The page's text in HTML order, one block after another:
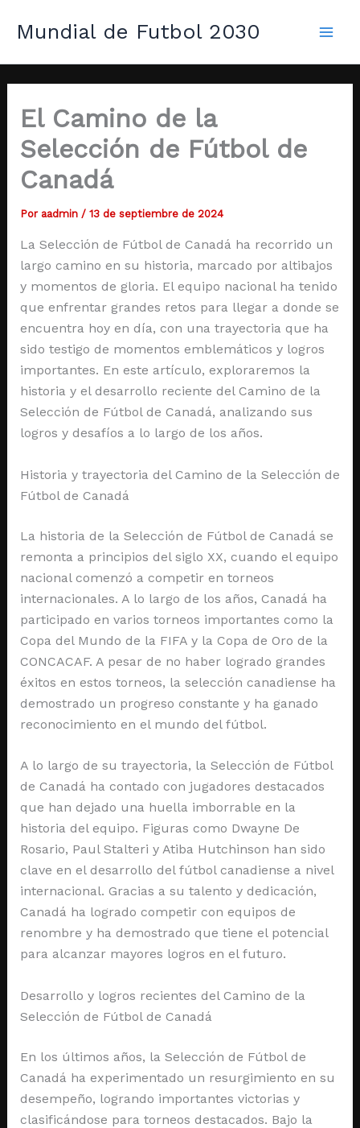
Mundial de Futbol 2030
El Camino de la
Selección de Fútbol de
Canadá
Por aadmin / 13 de septiembre de 2024
La Selección de Fútbol de Canadá ha recorrido un
largo camino en su historia, marcado por altibajos
y momentos de gloria. El equipo nacional ha tenido
que enfrentar grandes retos para llegar a donde se
encuentra hoy en día, con una trayectoria que ha
sido testigo de momentos emblemáticos y logros
importantes. En este artículo, exploraremos la
historia y el desarrollo reciente del Camino de la
Selección de Fútbol de Canadá, analizando sus
logros y desafíos a lo largo de los años.
Historia y trayectoria del Camino de la Selección de
Fútbol de Canadá
La historia de la Selección de Fútbol de Canadá se
remonta a principios del siglo XX, cuando el equipo
nacional comenzó a competir en torneos
internacionales. A lo largo de los años, Canadá ha
participado en varios torneos importantes como la
Copa del Mundo de la FIFA y la Copa de Oro de la
CONCACAF. A pesar de no haber logrado grandes
éxitos en estos torneos, la selección canadiense ha
demostrado un progreso constante y ha ganado
reconocimiento en el mundo del fútbol.
A lo largo de su trayectoria, la Selección de Fútbol
de Canadá ha contado con jugadores destacados
que han dejado una huella imborrable en la
historia del equipo. Figuras como Dwayne De
Rosario, Paul Stalteri y Atiba Hutchinson han sido
clave en el desarrollo del fútbol canadiense a nivel
internacional. Gracias a su talento y dedicación,
Canadá ha logrado competir con equipos de
renombre y ha demostrado que tiene el potencial
para alcanzar mayores logros en el futuro.
Desarrollo y logros recientes del Camino de la
Selección de Fútbol de Canadá
En los últimos años, la Selección de Fútbol de
Canadá ha experimentado un resurgimiento en su
desempeño, logrando importantes victorias y
clasificándose para torneos destacados. Bajo la